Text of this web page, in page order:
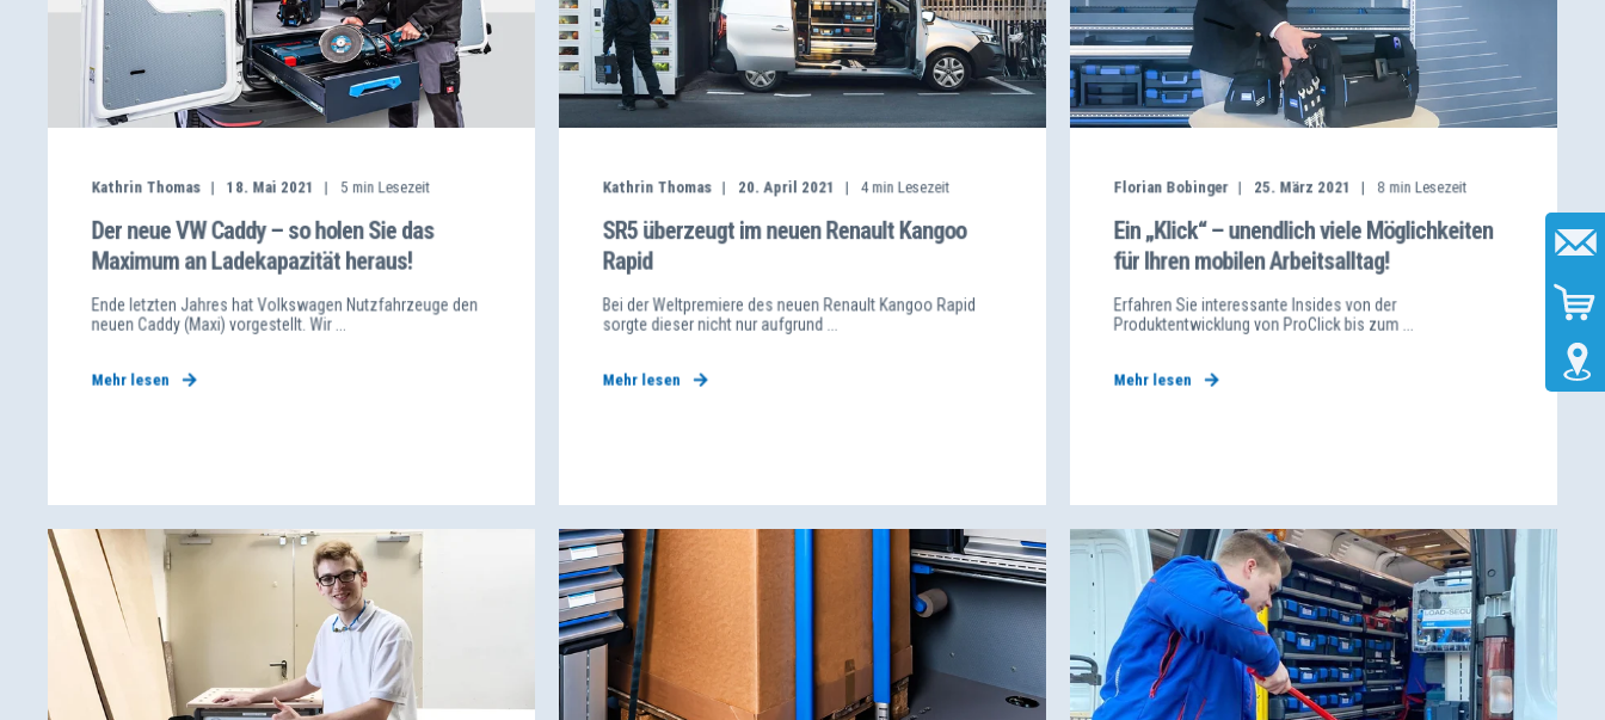
Kathrin Thomas 18. Mai 2021 5min Lesezeit
Der neue VW Caddy – so holen Sie das
Maximum an Ladekapazität heraus!
Ende letzten Jahres hat Volkswagen Nutzfahrzeuge den
neuen Caddy (Maxi) vorgestellt. Wir ...
Mehr lesen
Kathrin Thomas 20. April 2021 4 min Lesezeit
SR5 überzeugt im neuen Renault Kangoo
Rapid
Bei der Weltpremiere des neuen Renault Kangoo Rapid
sorgte dieser nicht nur aufgrund ...
Mehr lesen
Florian Bobinger 25. März 2021 8 min Lesezeit
Ein „Klick“ – unendlich viele Möglichkeiten
für Ihren mobilen Arbeitsalltag!
Erfahren Sie interessante Insides von der
Produktentwicklung von ProClick bis zum ...
Mehr lesen